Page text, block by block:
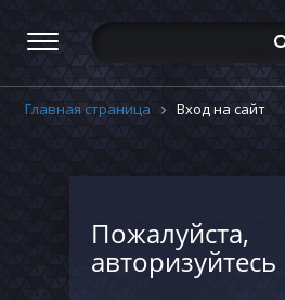
Главная страница Вход на сайт
Пожалуйста,
авторизуйтесь